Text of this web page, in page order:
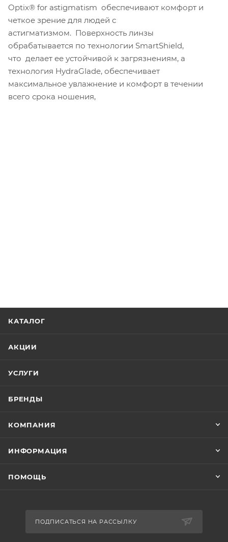
Optix® for astigmatism обеспечивают комфорт и
четкое зрение для людей с
астигматизмом. Поверхность линзы
обрабатывается по технологии SmartShield,
что делает ее устойчивой к загрязнениям, а
технология HydraGlade, обеспечивает
максимальное увлажнение и комфорт в течении
всего срока ношения,
КАТАЛОГ
АКЦИИ
УСЛУГИ
БРЕНДЫ
КОМПАНИЯ
ИНФОРМАЦИЯ
ПОМОЩЬ
ПОДПИСАТЬСЯ НА РАССЫЛКУ